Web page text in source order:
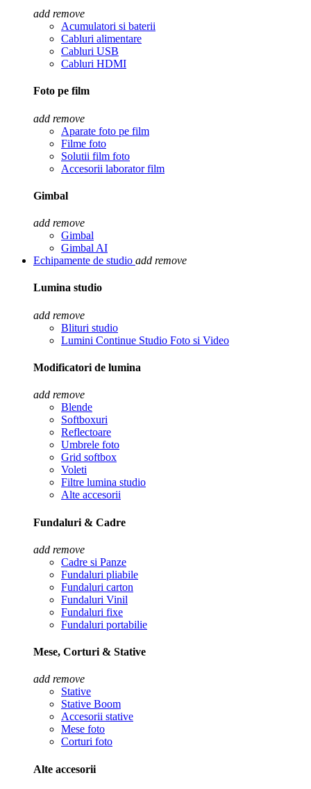
add remove
Acumulatori si baterii
Cabluri alimentare
Cabluri USB
Cabluri HDMI
Foto pe film
add remove
Aparate foto pe film
Filme foto
Solutii film foto
Accesorii laborator film
Gimbal
add remove
Gimbal
Gimbal AI
Echipamente de studio add remove
Lumina studio
add remove
Blituri studio
Lumini Continue Studio Foto si Video
Modificatori de lumina
add remove
Blende
Softboxuri
Reflectoare
Umbrele foto
Grid softbox
Voleti
Filtre lumina studio
Alte accesorii
Fundaluri & Cadre
add remove
Cadre si Panze
Fundaluri pliabile
Fundaluri carton
Fundaluri Vinil
Fundaluri fixe
Fundaluri portabilie
Mese, Corturi & Stative
add remove
Stative
Stative Boom
Accesorii stative
Mese foto
Corturi foto
Alte accesorii